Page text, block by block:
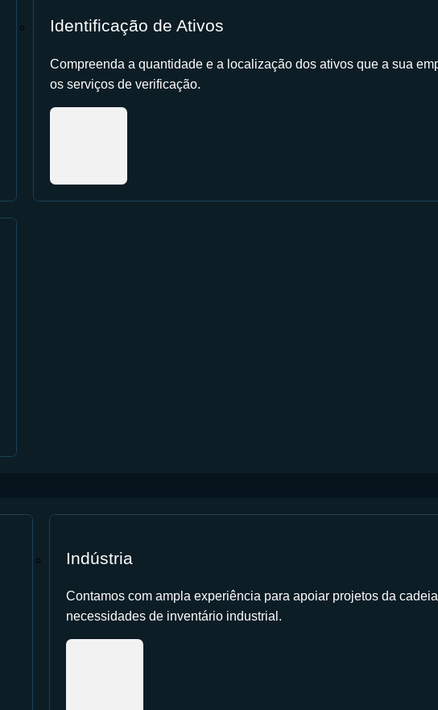
Identificação de Ativos
Compreenda a quantidade e a localização dos ativos que a sua
os serviços de verificação.
Indústria
Contamos com ampla experiência para apoiar projetos da
necessidades de inventário industrial.